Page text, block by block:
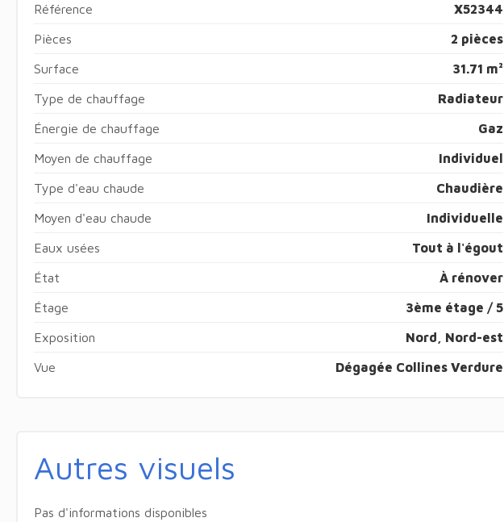
Référence X52344
Pièces 2 pièces
Surface 31.71 m²
Type de chauffage Radiateur
Énergie de chauffage Gaz
Moyen de chauffage Individuel
Type d'eau chaude Chaudière
Moyen d'eau chaude Individuelle
Eaux usées Tout à l'égout
État À rénover
Étage 3ème étage / 5
Exposition Nord, Nord-est
Vue Dégagée Collines Verdure
Autres visuels
Pas d'informations disponibles